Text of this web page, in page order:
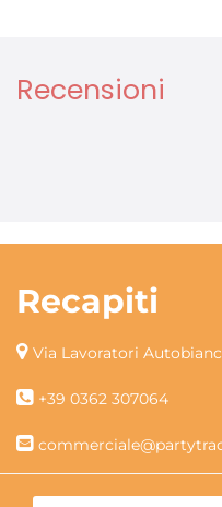
Recensioni
Recapiti
Via Lavoratori
+39 0362 307064